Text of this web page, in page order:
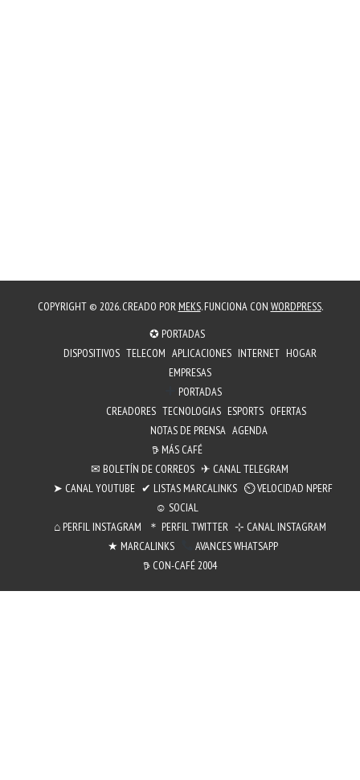
COPYRIGHT © 2026. CREADO POR MEKS. FUNCIONA CON WORDPRESS.
✪ PORTADAS
DISPOSITIVOS TELECOM APLICACIONES INTERNET HOGAR
EMPRESAS
PORTADAS
CREADORES TECNOLOGIAS ESPORTS OFERTAS
NOTAS DE PRENSA AGENDA
𖠚 MÁS CAFÉ
✉︎ BOLETÍN DE CORREOS ✈ CANAL TELEGRAM
➤ CANAL YOUTUBE ✔ LISTAS MARCALINKS ⏲︎ VELOCIDAD NPERF
☺ SOCIAL
⌂ PERFIL INSTAGRAM
＊ PERFIL TWITTER ⊹ CANAL INSTAGRAM
★ MARCALINKS
AVANCES WHATSAPP
𖠚 CON-CAFÉ 2004